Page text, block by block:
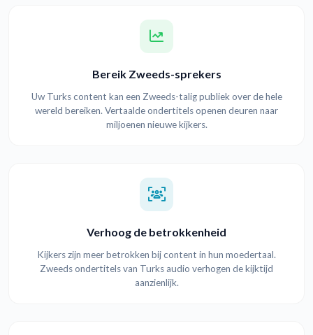
Bereik Zweeds-sprekers
Uw Turks content kan een Zweeds-talig publiek over de hele
wereld bereiken. Vertaalde ondertitels openen deuren naar
miljoenen nieuwe kijkers.
Verhoog de betrokkenheid
Kijkers zijn meer betrokken bij content in hun moedertaal.
Zweeds ondertitels van Turks audio verhogen de kijktijd
aanzienlijk.